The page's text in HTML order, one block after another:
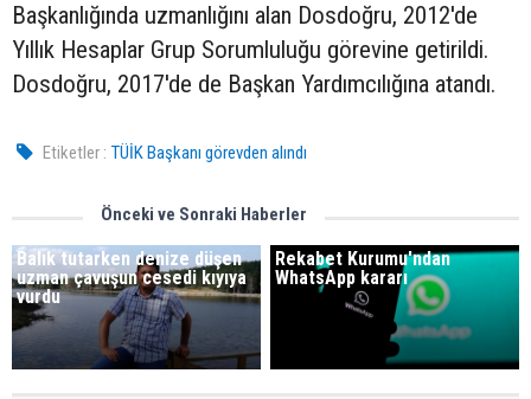
Başkanlığında uzmanlığını alan Dosdoğru, 2012'de
Yıllık Hesaplar Grup Sorumluluğu görevine getirildi.
Dosdoğru, 2017'de de Başkan Yardımcılığına atandı.
Etiketler : TÜİK Başkanı görevden alındı
Önceki ve Sonraki Haberler
Balık tutarken denize düşen
uzman çavuşun cesedi kıyıya
vurdu
Rekabet Kurumu'ndan
WhatsApp kararı